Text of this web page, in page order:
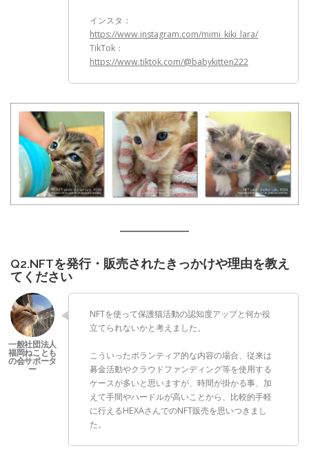
インスタ：
https://www.instagram.com/mimi_kiki_lara/
TikTok：
https://www.tiktok.com/@babykitten222
Q2.NFTを発行・販売されたきっかけや理由を教え
てください
NFTを使って保護猫活動の認知度アップと何か役
立てられないかと考えました。
こういったボランティア的な内容の場合、従来は
募金活動やクラウドファンディング等を使用する
ケースが多いと思いますが、時間が掛かる事、加
えて手間やハードルが高いことから、比較的手軽
に行えるHEXAさんでのNFT販売を思いつきまし
た。